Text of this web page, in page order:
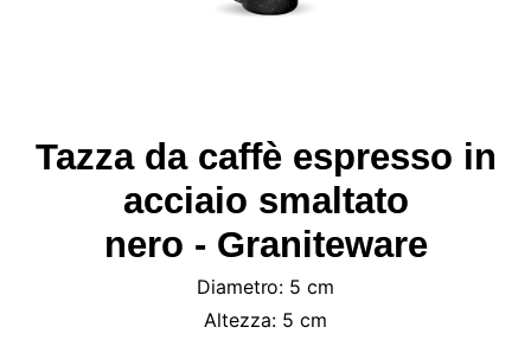
Tazza da caffè espresso in
acciaio smaltato
nero - Graniteware
Diametro: 5 cm
Altezza: 5 cm